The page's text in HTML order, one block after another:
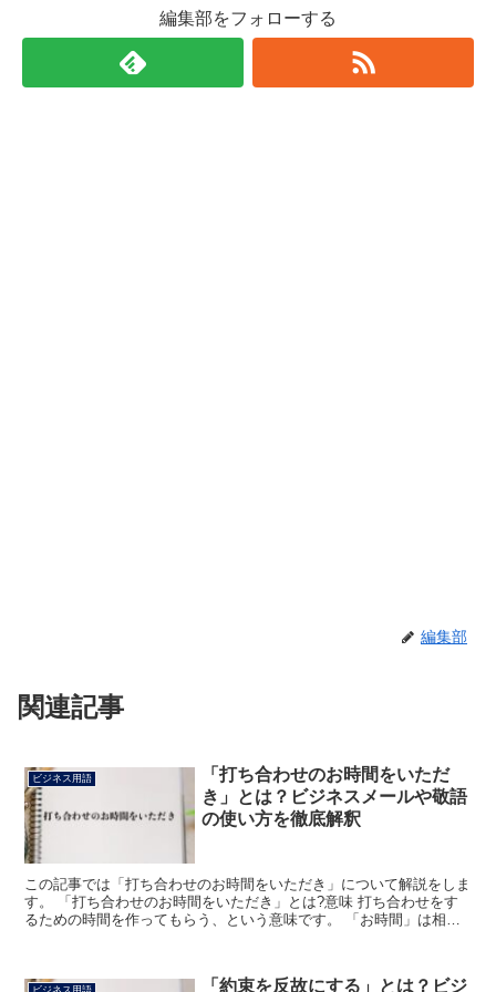
編集部をフォローする
編集部
関連記事
ビジネス用語
「打ち合わせのお時間をいただ
き」とは？ビジネスメールや敬語
の使い方を徹底解釈
この記事では「打ち合わせのお時間をいただき」について解説をしま
す。 「打ち合わせのお時間をいただき」とは?意味 打ち合わせをす
るための時間を作ってもらう、という意味です。 「お時間」は相手
ビジネス用語 「約束を反故にする」とは？ビジ